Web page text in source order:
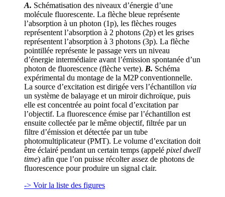
A. Schématisation des niveaux d’énergie d’une
molécule fluorescente. La flèche bleue représente
l’absorption à un photon (1p), les flèches rouges
représentent l’absorption à 2 photons (2p) et les grises
représentent l’absorption à 3 photons (3p). La flèche
pointillée représente le passage vers un niveau
d’énergie intermédiaire avant l’émission spontanée d’un
photon de fluorescence (flèche verte). B. Schéma
expérimental du montage de la M2P conventionnelle.
La source d’excitation est dirigée vers l’échantillon via
un système de balayage et un miroir dichroïque, puis
elle est concentrée au point focal d’excitation par
l’objectif. La fluorescence émise par l’échantillon est
ensuite collectée par le même objectif, filtrée par un
filtre d’émission et détectée par un tube
photomultiplicateur (PMT). Le volume d’excitation doit
être éclairé pendant un certain temps (appelé pixel dwell
time) afin que l’on puisse récolter assez de photons de
fluorescence pour produire un signal clair.
-> Voir la liste des figures